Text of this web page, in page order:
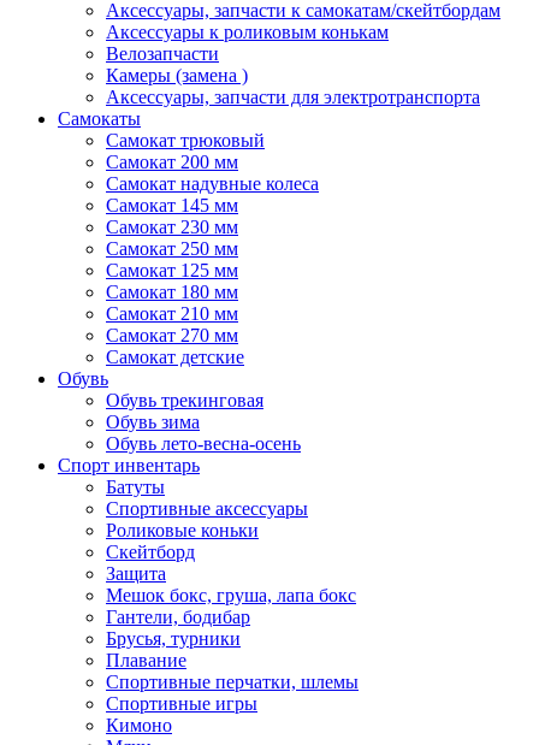
Аксессуары, запчасти к самокатам/скейтбордам
Аксессуары к роликовым конькам
Велозапчасти
Камеры (замена )
Аксессуары, запчасти для электротранспорта
Самокаты
Самокат трюковый
Самокат 200 мм
Самокат надувные колеса
Самокат 145 мм
Самокат 230 мм
Самокат 250 мм
Самокат 125 мм
Самокат 180 мм
Самокат 210 мм
Самокат 270 мм
Самокат детские
Обувь
Обувь трекинговая
Обувь зима
Обувь лето-весна-осень
Спорт инвентарь
Батуты
Спортивные аксессуары
Роликовые коньки
Скейтборд
Защита
Мешок бокс, груша, лапа бокс
Гантели, бодибар
Брусья, турники
Плавание
Спортивные перчатки, шлемы
Спортивные игры
Кимоно